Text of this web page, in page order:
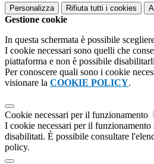
Personalizza Rifiuta tutti i cookies
Gestione cookie
In questa schermata è possibile
I cookie necessari sono quelli che
piattaforma e non è possibile
Per conoscere quali sono i cookie
visionare la COOKIE POLICY.
Cookie necessari per il funzionamento
I cookie necessari per il funzionamento
disabilitati. È possibile consultare
policy.